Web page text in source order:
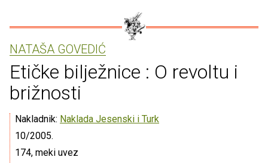
NATAŠA GOVEDIĆ
Etičke bilježnice : O revoltu i
brižnosti
Nakladnik: Naklada Jesenski i Turk
10/2005.
174, meki uvez